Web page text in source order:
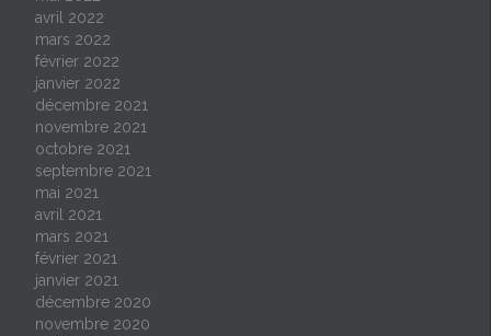
avril 2022
mars 2022
février 2022
janvier 2022
décembre 2021
novembre 2021
octobre 2021
septembre 2021
mai 2021
avril 2021
mars 2021
février 2021
janvier 2021
décembre 2020
novembre 2020